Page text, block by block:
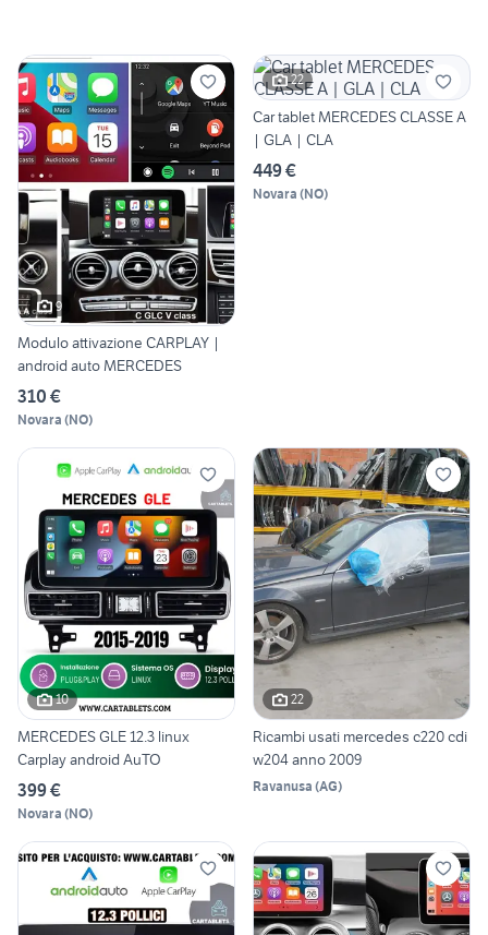
9
Modulo attivazione CARPLAY |
android auto MERCEDES
310 €
Novara (NO)
22
Car tablet MERCEDES CLASSE A
| GLA | CLA
449 €
Novara (NO)
10
MERCEDES GLE 12.3 linux
Carplay android AuTO
399 €
Novara (NO)
22
Ricambi usati mercedes c220 cdi
w204 anno 2009
Ravanusa (AG)